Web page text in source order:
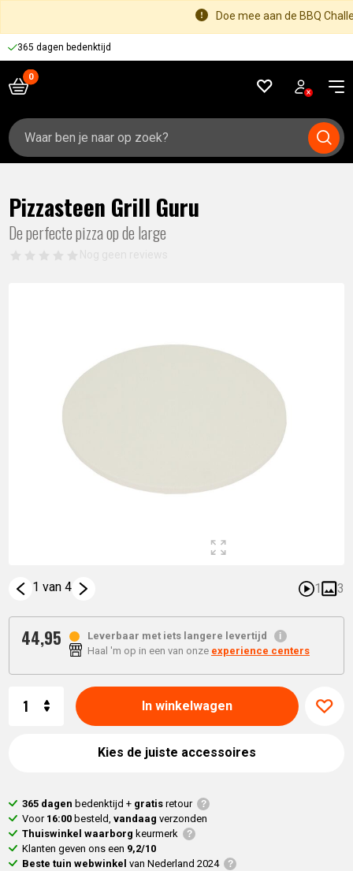
Doe mee aan de BBQ
365 dagen bedenktijd
Zoeken
naar:
Pizzasteen Grill Guru
De perfecte pizza op de large
1 van 4 1 3
44,95
Leverbaar met iets langere levertijd
Haal 'm op in een van onze experience centers
In winkelwagen
Kies de juiste accessoires
365 dagen bedenktijd + gratisretour
Voor 16:00 besteld,vandaag verzonden
Thuiswinkel waarborg keurmerk
Klanten geven ons een 9,2/10
Beste tuin webwinkel van Nederland 2024